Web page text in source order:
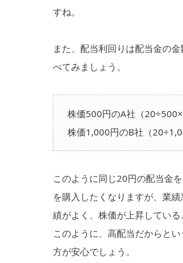
すね。
また、配当利回りは配当金の
べてみましょう。
株価500円のA社（
株価1,000円のB社（
このように同じ20円の配当金を
を購入したくなりますが、業
績がよく、株価が上昇している
このように、高配当だからと
方が安心でしょう。